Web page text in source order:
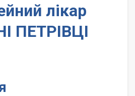
лікар
ПЕТРІВЦІ